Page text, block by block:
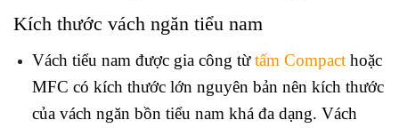
Kích thước vách ngăn tiểu nam
Vách tiểu nam được gia công từtấm Compacthoặc
MFC có kích thước lớn nguyên bản nên kích thước
của vách ngăn bồn tiểu nam khá đa dạng. Vách